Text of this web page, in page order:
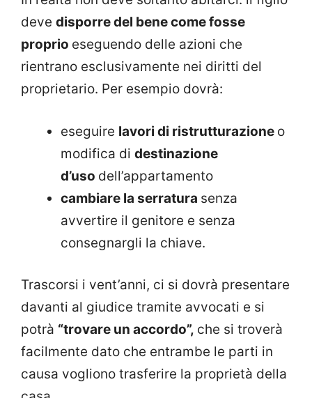
deve disporre del bene come fosse
proprio eseguendo delle azioni che
rientrano esclusivamente nei diritti del
proprietario. Per esempio dovrà:
eseguire lavori di ristrutturazione o
modifica di destinazione
d’uso dell’appartamento
cambiare la serratura senza
avvertire il genitore e senza
consegnargli la chiave.
Trascorsi i vent’anni, ci si dovrà presentare
davanti al giudice tramite avvocati e si
potrà “trovare un accordo”, che si troverà
facilmente dato che entrambe le parti in
causa vogliono trasferire la proprietà della